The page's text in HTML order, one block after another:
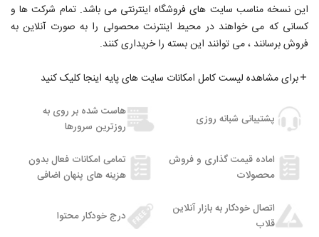
این نسخه مناسب سایت های فروشگاه اینترنتی می باشد. تمام شرکت ها و
کسانی که می خواهند در محیط اینترنت محصولی را به صورت آنلاین به
فروش برسانند ، می توانند این بسته را خریداری کنند.
برای مشاهده لیست کامل امکانات سایت های پایه اینجا کلیک کنید
پشتیبانی شبانه روزی
هاست شده بر روی به
روزترین سرورها
اماده قیمت گذاری و فروش
محصولات
تمامی امکانات فعال بدون
هزینه های پنهان اضافی
اتصال خودکار به بازار آنلاین
قلاب
درج خودکار محتوا